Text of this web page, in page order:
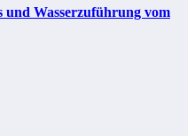
und Wasserzuführung vom